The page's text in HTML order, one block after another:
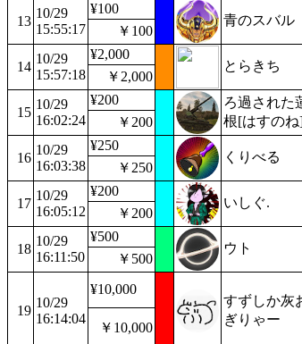
13
10/29
15:55:17
¥100
青のスバル
￥100
14
10/29
15:57:18
¥2,000
とらきち
￥2,000
15
10/29
16:02:24
¥200
ろ過された
根[はすのね
￥200
16
10/29
16:03:38
¥250
くりべる
￥250
17
10/29
16:05:12
¥200
いしぐ.
￥200
18
10/29
16:11:50
¥500
ウト
￥500
19
10/29
16:14:04
¥10,000
すずしか灰
ぎりゃー
￥10,000